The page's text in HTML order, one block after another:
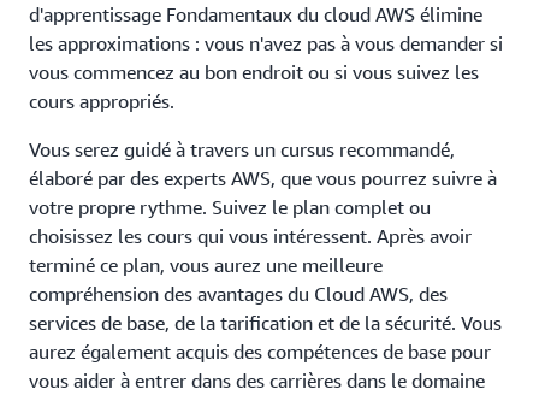
d'apprentissage Fondamentaux du cloud AWS élimine
les approximations : vous n'avez pas à vous demander si
vous commencez au bon endroit ou si vous suivez les
cours appropriés.
Vous serez guidé à travers un cursus recommandé,
élaboré par des experts AWS, que vous pourrez suivre à
votre propre rythme. Suivez le plan complet ou
choisissez les cours qui vous intéressent. Après avoir
terminé ce plan, vous aurez une meilleure
compréhension des avantages du Cloud AWS, des
services de base, de la tarification et de la sécurité. Vous
aurez également acquis des compétences de base pour
vous aider à entrer dans des carrières dans le domaine